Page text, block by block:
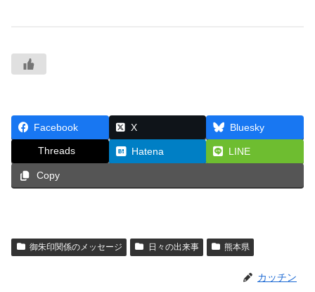
Facebook X Bluesky
Threads Hatena LINE
Copy
御朱印関係のメッセージ 日々の出来事 熊本県
カッチン